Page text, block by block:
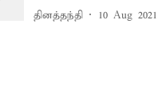
தினத்தந்தி 10 Aug 2021